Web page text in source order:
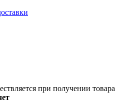
при получении товара